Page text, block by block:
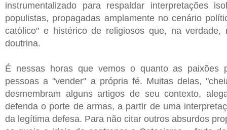
instrumentalizado para respaldar interpretações
populistas, propagadas amplamente no cenário
católico" e histérico de religiosos que, na verdade,
doutrina.
É nessas horas que vemos o quanto as paixões
pessoas a "vender" a própria fé. Muitas delas,
desmembram alguns artigos de seu contexto,
defenda o porte de armas, a partir de uma
da legítima defesa. Para não citar outros absurdos